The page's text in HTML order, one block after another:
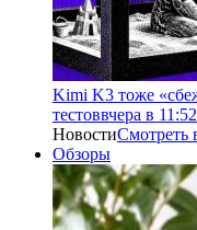
Kimi K3 тоже
тестоввчера в 11:52
НовостиСмотреть
Обзоры